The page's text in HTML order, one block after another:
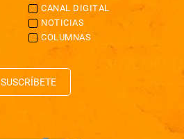
CANAL DIGITAL
NOTICIAS
COLUMNAS
SUSCRÍBETE